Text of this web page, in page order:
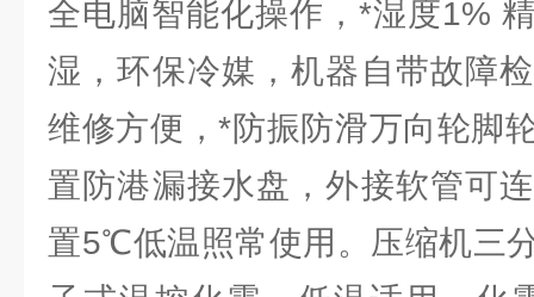
全电脑智能化操作，*湿度1%
湿，环保冷媒，机器自带故障
维修方便，*防振防滑万向轮脚
置防港漏接水盘，外接软管可
置5℃低温照常使用。压缩机三